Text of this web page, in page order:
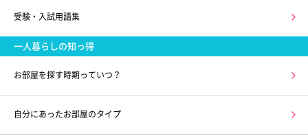
受験・入試用語集
一人暮らしの知っ得
お部屋を探す時期っていつ？
自分にあったお部屋のタイプ